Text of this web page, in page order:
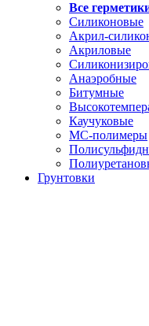
Все
Силиконовые
Акрил-
Акриловые
Анаэробные
Битумные
Каучуковые
МС-полимеры
Грунтовки